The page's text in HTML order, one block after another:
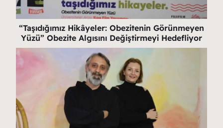
“Taşıdığımız Hikâyeler: Obezitenin Görünmeyen
Yüzü” Obezite Algısını Değiştirmeyi Hedefliyor